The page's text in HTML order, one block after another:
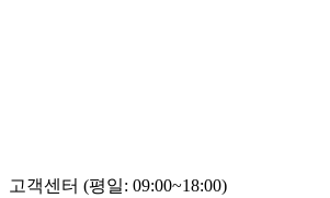
연
고객센터 (평일: 09:00~18:00)